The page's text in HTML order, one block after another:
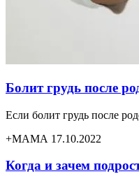
Болит грудь после
Если болит грудь после
+МАМА 17.10.2022
Когда и зачем